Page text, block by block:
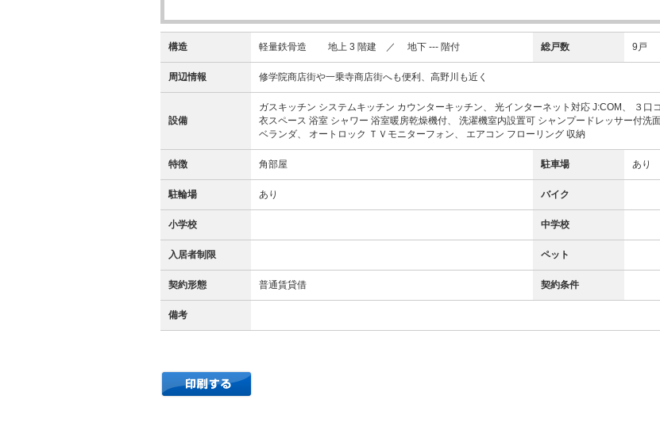
構造 軽量鉄骨造 地上 3 階建 ／ 地下 --- 階付 総戸数 9戸
周辺情報 修学院商店街や一乗寺商店街へも便利、高野川も近く
設備
ガスキッチン システムキッチン カウンターキッチン、 光インターネット対応 J:COM、 ３
衣スペース 浴室 シャワー 浴室暖房乾燥機付、 洗濯機室内設置可 シャンプードレッサー付洗
ベランダ、 オートロック ＴＶモニターフォン、 エアコン フローリング 収納
特徴 角部屋 駐車場 あり
駐輪場 あり バイク
小学校 中学校
入居者制限 ペット
契約形態 普通賃貸借 契約条件
備考